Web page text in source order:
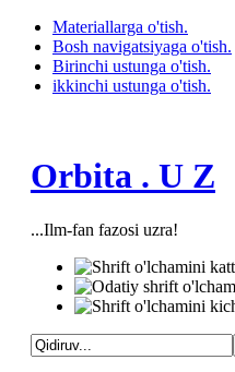
Materiallarga o'tish.
Bosh navigatsiyaga o'tish.
Birinchi ustunga o'tish.
ikkinchi ustunga o'tish.
Orbita . U Z
...Ilm-fan fazosi uzra!